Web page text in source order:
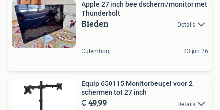
Apple 27 inch beeldscherm/monitor met
Thunderbolt
Bieden Details
Culemborg 23 jun 26
Equip 650115 Monitorbeugel voor 2
schermen tot 27 inch
€ 49,99 Details